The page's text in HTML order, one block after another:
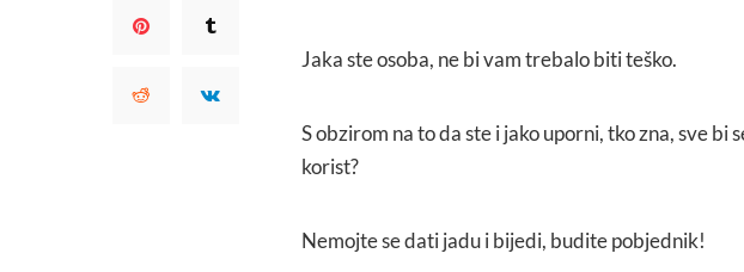
Jaka ste osoba, ne bi vam trebalo biti teško.
S obzirom na to da ste i jako uporni, tko zna, sve bi
korist?
Nemojte se dati jadu i bijedi, budite pobjednik!